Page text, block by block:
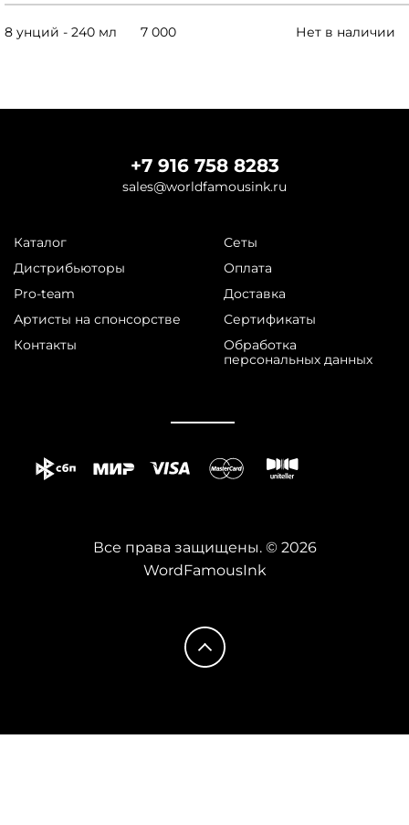
8 унций - 240 мл 7 000 Нет в наличии
WordFamousInk
Все права защищены. © 2026
Каталог
Дистрибьюторы
Pro-team
Артисты на спонсорстве
Контакты
Сеты
Оплата
Доставка
Сертификаты
Обработка
персональных данных
+7 916 758 8283
sales@worldfamousink.ru